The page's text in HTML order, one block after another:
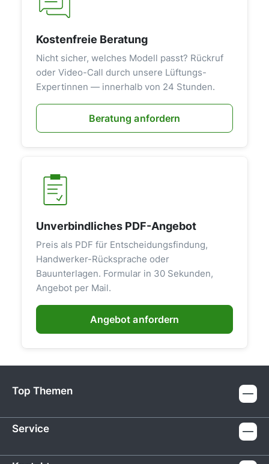
Kostenfreie Beratung
Nicht sicher, welches Modell passt? Rückruf
oder Video-Call durch unsere Lüftungs-
Expertinnen — innerhalb von 24 Stunden.
Beratung anfordern
Unverbindliches PDF-Angebot
Preis als PDF für Entscheidungsfindung,
Handwerker-Rücksprache oder
Bauunterlagen. Formular in 30 Sekunden,
Angebot per Mail.
Angebot anfordern
Top Themen
Service